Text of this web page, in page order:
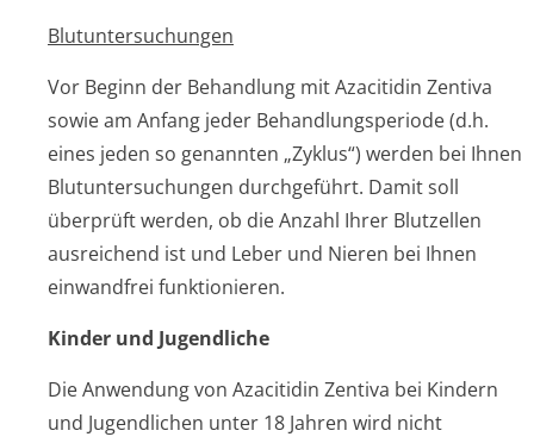
Blutuntersuchun­gen
Vor Beginn der Behandlung mit Azacitidin Zentiva
sowie am Anfang jeder Behandlungsperiode (d.h.
eines jeden so genannten „Zyklus“) werden bei Ihnen
Blutuntersuchungen durchgeführt. Damit soll
überprüft werden, ob die Anzahl Ihrer Blutzellen
ausreichend ist und Leber und Nieren bei Ihnen
einwandfrei funktionieren.
Kinder und Jugendliche
Die Anwendung von Azacitidin Zentiva bei Kindern
und Jugendlichen unter 18 Jahren wird nicht